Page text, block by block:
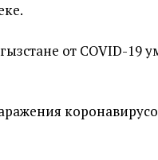
от COVID-19